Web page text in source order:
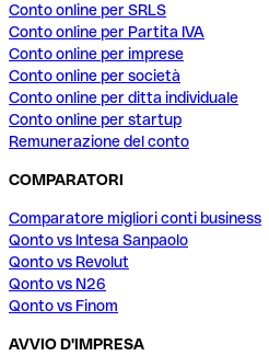
Conto online per SRLS
Conto online per Partita IVA
Conto online per imprese
Conto online per società
Conto online per ditta individuale
Conto online per startup
Remunerazione del conto
COMPARATORI
Comparatore migliori conti business
Qonto vs Intesa Sanpaolo
Qonto vs Revolut
Qonto vs N26
Qonto vs Finom
AVVIO D'IMPRESA